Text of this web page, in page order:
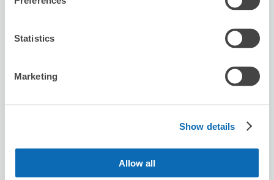
Statistics
Marketing
Show details
Allow all
空き時間
8/8土 8/9日 8/10月 8/11火 8/12水 8/13木 8/14金